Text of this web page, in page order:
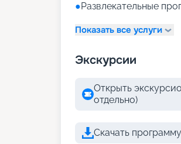
●Развлекательные
Показать все услуги
Экскурсии
Открыть
отдельно)
Скачать